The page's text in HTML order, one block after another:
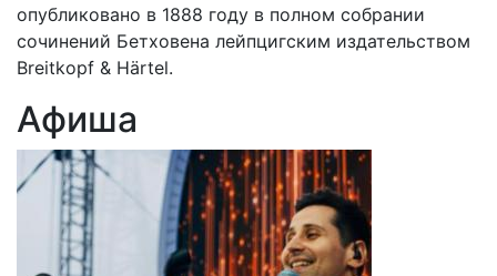
опубликовано в 1888 году в полном собрании
сочинений Бетховена лейпцигским издательством
Breitkopf & Härtel.
Афиша